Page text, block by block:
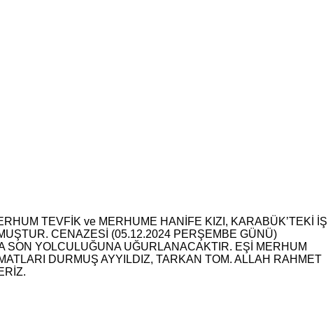
TEVFİK ve MERHUME HANİFE KIZI, KARABÜK’TEKİ İŞ
CENAZESİ (05.12.2024 PERŞEMBE GÜNÜ)
YOLCULUĞUNA UĞURLANACAKTIR. EŞİ MERHUM
DURMUŞ AYYILDIZ, TARKAN TOM. ALLAH RAHMET